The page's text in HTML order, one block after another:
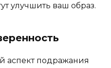
улучшить ваш образ.
аспект подражания